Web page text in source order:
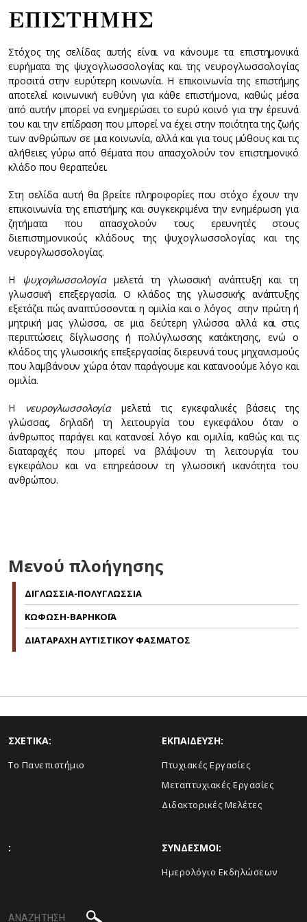
ΕΠΙΣΤΗΜΗΣ
Στόχος της σελίδας αυτής είναι να κάνουμε τα επιστημονικά
ευρήματα της ψυχογλωσσολογίας και της νευρογλωσσολογίας
προσιτά στην ευρύτερη κοινωνία. Η επικοινωνία της επιστήμης
αποτελεί κοινωνική ευθύνη για κάθε επιστήμονα, καθώς μέσα
από αυτήν μπορεί να ενημερώσει το ευρύ κοινό για την έρευνά
του και την επίδραση που μπορεί να έχει στην ποιότητα της ζωής
των ανθρώπων σε μια κοινωνία, αλλά και για τους μύθους και τις
αλήθειες γύρω από θέματα που απασχολούν τον επιστημονικό
κλάδο που θεραπεύει.
Στη σελίδα αυτή θα βρείτε πληροφορίες που στόχο έχουν την
επικοινωνία της επιστήμης και συγκεκριμένα την ενημέρωση για
ζητήματα που απασχολούν τους ερευνητές στους
διεπιστημονικούς κλάδους της ψυχογλωσσολογίας και της
νευρογλωσσολογίας.
Η ψυχογλωσσολογίαμελετά τη γλωσσική ανάπτυξη και τη
γλωσσική επεξεργασία. Ο κλάδος της γλωσσικής ανάπτυξης
εξετάζει πώς αναπτύσσονται η ομιλία και ο λόγος στην πρώτη ή
μητρική μας γλώσσα, σε μια δεύτερη γλώσσα αλλά και στις
περιπτώσεις δίγλωσσης ή πολύγλωσσης κατάκτησης, ενώ ο
κλάδος της γλωσσικής επεξεργασίας διερευνά τους μηχανισμούς
που λαμβάνουν χώρα όταν παράγουμε και κατανοούμε λόγο και
ομιλία.
Η νευρογλωσσολογίαμελετά τις εγκεφαλικές βάσεις της
γλώσσας, δηλαδή τη λειτουργία του εγκεφάλου όταν ο
άνθρωπος παράγει και κατανοεί λόγο και ομιλία, καθώς και τις
διαταραχές που μπορεί να βλάψουν τη λειτουργία του
εγκεφάλου και να επηρεάσουν τη γλωσσική ικανότητα του
ανθρώπου.
Μενού πλοήγησης
ΔΙΓΛΩΣΣΙΑ-ΠΟΛΥΓΛΩΣΣΙΑ
ΚΩΦΩΣΗ-ΒΑΡΗΚΟΪΑ
ΔΙΑΤΑΡΑΧΗ ΑΥΤΙΣΤΙΚΟΥ ΦΑΣΜΑΤΟΣ
ΣΧΕΤΙΚΑ:
Το Πανεπιστήμιο
ΕΚΠΑΙΔΕΥΣΗ:
Πτυχιακές Εργασίες
Μεταπτυχιακές Εργασίες
Διδακτορικές Μελέτες
: ΣΥΝΔΕΣΜΟΙ:
Ημερολόγιο Εκδηλώσεων